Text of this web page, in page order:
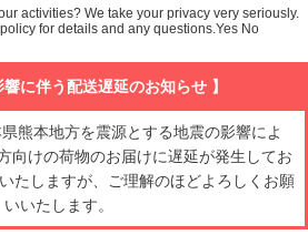
響に伴う配送遅延のお知らせ 】
熊本地方を震源とする地震の影響によ
向けの荷物のお届けに遅延が発生してお
たしますが、ご理解のほどよろしくお願
いいたします。
activities? We take your privacy very seriously.
for details and any questions.Yes No